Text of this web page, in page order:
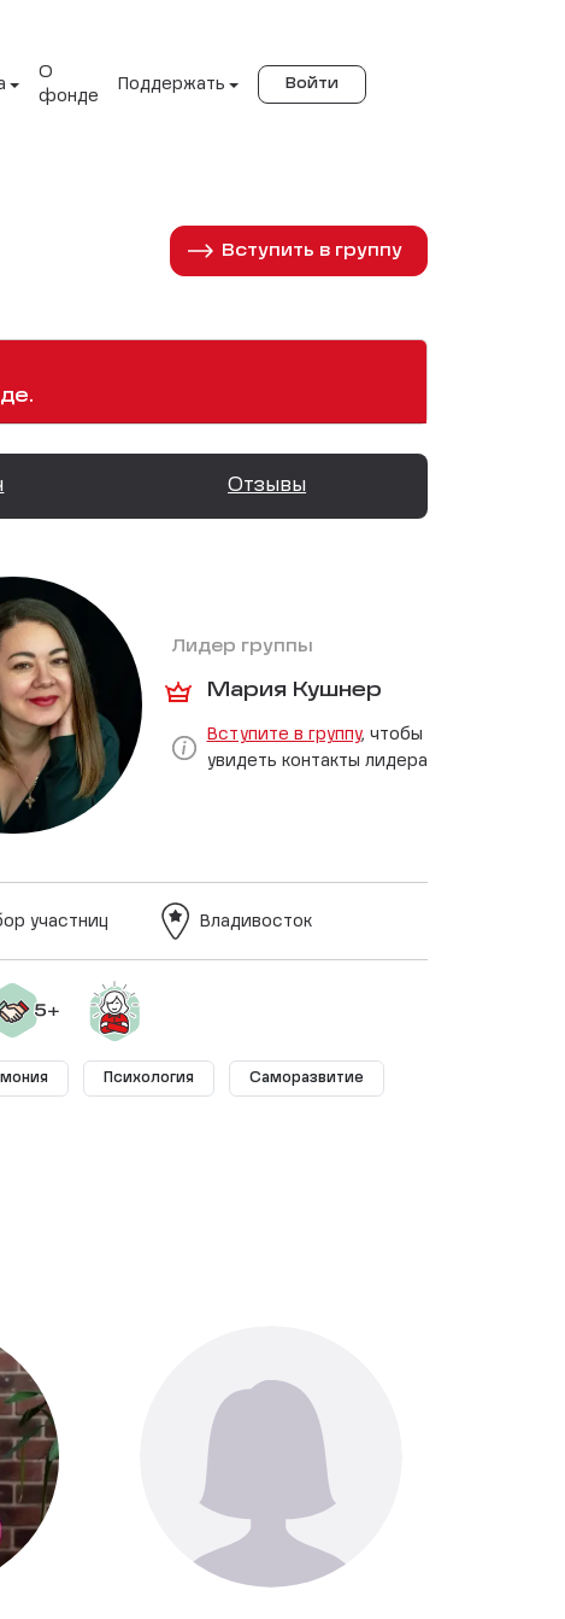
О
фонде
Поддержать Войти
Вступить в группу
Отзывы
Лидер группы
Мария Кушнер
Вступите в группу, чтобы
увидеть контакты лидера
участниц Владивосток
Психология Саморазвитие